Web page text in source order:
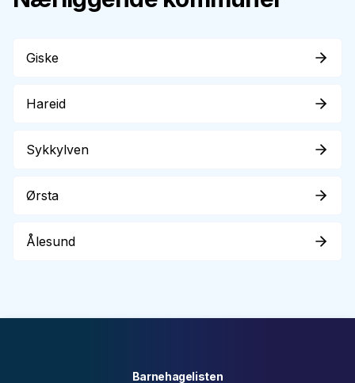
Giske
Hareid
Sykkylven
Ørsta
Ålesund
Barnehagelisten